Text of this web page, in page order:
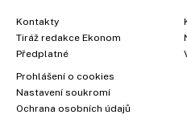
Kontakty
Tiráž redakce Ekonom
Předplatné
Prohlášení o cookies
Nastavení soukromí
Ochrana osobních údajů